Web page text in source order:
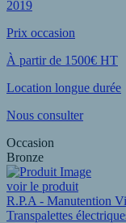
2019
Prix occasion
À partir de 1500€ HT
Location longue durée
Nous consulter
Occasion
Bronze
voir le produit
R.P.A - Manutention
Transpalettes